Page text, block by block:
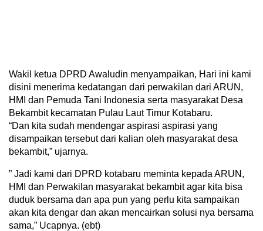
Wakil ketua DPRD Awaludin menyampaikan, Hari ini kami
disini menerima kedatangan dari perwakilan dari ARUN,
HMI dan Pemuda Tani Indonesia serta masyarakat Desa
Bekambit kecamatan Pulau Laut Timur Kotabaru.
“Dan kita sudah mendengar aspirasi aspirasi yang
disampaikan tersebut dari kalian oleh masyarakat desa
bekambit,” ujarnya.
” Jadi kami dari DPRD kotabaru meminta kepada ARUN,
HMI dan Perwakilan masyarakat bekambit agar kita bisa
duduk bersama dan apa pun yang perlu kita sampaikan
akan kita dengar dan akan mencairkan solusi nya bersama
sama,” Ucapnya. (ebt)